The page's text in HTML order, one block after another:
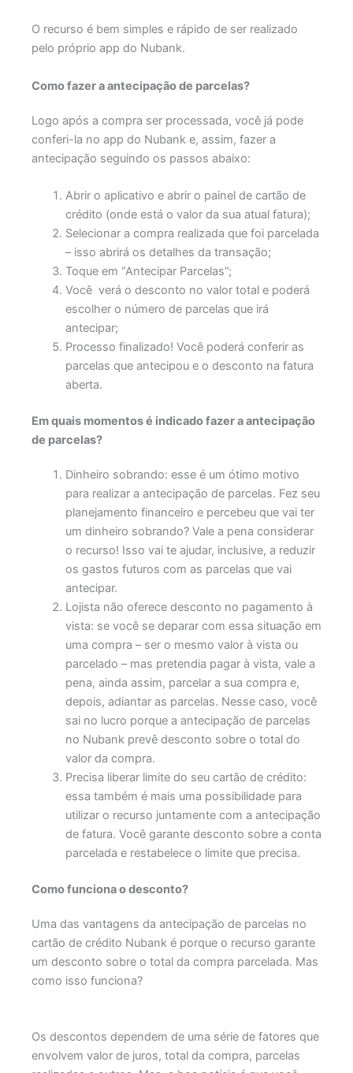
O recurso é bem simples e rápido de ser realizado
pelo próprio app do Nubank.
Como fazer a antecipação de parcelas?
Logo após a compra ser processada, você já pode
conferi-la no app do Nubank e, assim, fazer a
antecipação seguindo os passos abaixo:
Abrir o aplicativo e abrir o painel de cartão de
crédito (onde está o valor da sua atual fatura);
Selecionar a compra realizada que foi parcelada
– isso abrirá os detalhes da transação;
Toque em “Antecipar Parcelas”;
Você verá o desconto no valor total e poderá
escolher o número de parcelas que irá
antecipar;
Processo finalizado! Você poderá conferir as
parcelas que antecipou e o desconto na fatura
aberta.
Em quais momentos é indicado fazer a antecipação
de parcelas?
Dinheiro sobrando: esse é um ótimo motivo
para realizar a antecipação de parcelas. Fez seu
planejamento financeiro e percebeu que vai ter
um dinheiro sobrando? Vale a pena considerar
o recurso! Isso vai te ajudar, inclusive, a reduzir
os gastos futuros com as parcelas que vai
antecipar.
Lojista não oferece desconto no pagamento à
vista: se você se deparar com essa situação em
uma compra – ser o mesmo valor à vista ou
parcelado – mas pretendia pagar à vista, vale a
pena, ainda assim, parcelar a sua compra e,
depois, adiantar as parcelas. Nesse caso, você
sai no lucro porque a antecipação de parcelas
no Nubank prevê desconto sobre o total do
valor da compra.
Precisa liberar limite do seu cartão de crédito:
essa também é mais uma possibilidade para
utilizar o recurso juntamente com a antecipação
de fatura. Você garante desconto sobre a conta
parcelada e restabelece o limite que precisa.
Como funciona o desconto?
Uma das vantagens da antecipação de parcelas no
cartão de crédito Nubank é porque o recurso garante
um desconto sobre o total da compra parcelada. Mas
como isso funciona?
Os descontos dependem de uma série de fatores que
envolvem valor de juros, total da compra, parcelas